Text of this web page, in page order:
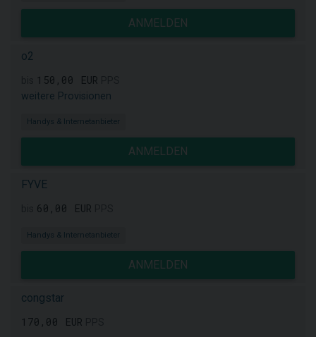
ANMELDEN
o2
150,00 EUR
weitere Provisionen
Handys & Internetanbieter
ANMELDEN
FYVE
60,00 EUR
Handys & Internetanbieter
ANMELDEN
congstar
170,00 EUR